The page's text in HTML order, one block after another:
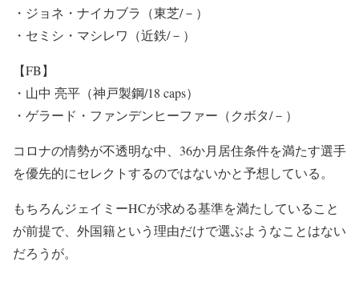
・ジョネ・ナイカブラ（東芝/－）
・セミシ・マシレワ（近鉄/－）
【FB】
・山中 亮平（神戸製鋼/18 caps）
・ゲラード・ファンデンヒーファー（クボタ/－）
コロナの情勢が不透明な中、36か月居住条件を満たす選手
を優先的にセレクトするのではないかと予想している。
もちろんジェイミーHCが求める基準を満たしていること
が前提で、外国籍という理由だけで選ぶようなことはない
だろうが。